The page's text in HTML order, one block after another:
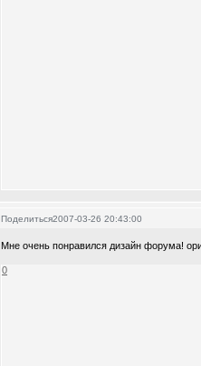
Поделиться2007-03-26 20:43:00
Мне очень понравился дизайн форума!
0